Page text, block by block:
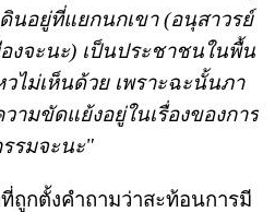
ดินอยู่ที่แยกนกเขา (อนุสาวรย์
องจะนะ) เป็นประชาชนในพื้น
ไม่เห็นด้วย เพราะฉะนั้นภา
ามขัดแย้งอยู่ในเรื่องของการ
รมจะนะ"
ถูกตั้งคำถามว่าสะท้อนการมี